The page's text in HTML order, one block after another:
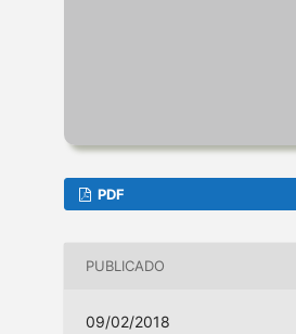
PDF
PUBLICADO
09/02/2018